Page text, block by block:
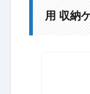
用 収納